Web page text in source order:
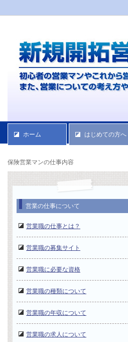
保険営業マンの仕事内容
営業の仕事について
営業職の仕事とは？
営業職の募集サイト
営業職に必要な資格
営業職の種類について
営業職の年収について
営業職の求人について
ホーム はじめての方へ